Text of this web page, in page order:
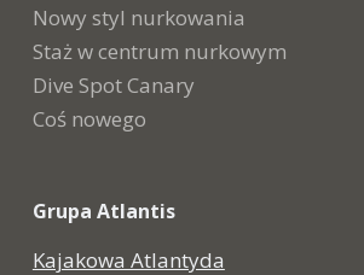
Nowy styl nurkowania
Staż w centrum nurkowym
Dive Spot Canary
Coś nowego
Grupa Atlantis
Kajakowa Atlantyda